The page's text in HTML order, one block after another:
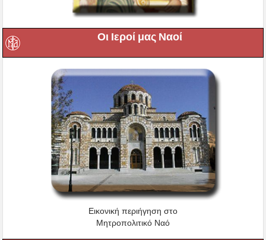
Οι Ιεροί μας Ναοί
Εικονική περιήγηση στο
Μητροπολιτικό Ναό